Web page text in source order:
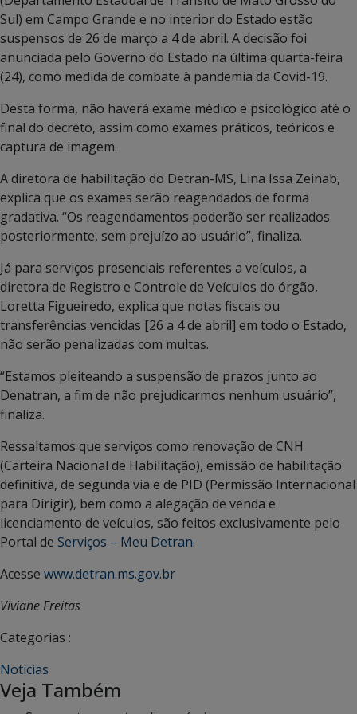
Sul) em Campo Grande e no interior do Estado estão
suspensos de 26 de março a 4 de abril. A decisão foi
anunciada pelo Governo do Estado na última quarta-feira
(24), como medida de combate à pandemia da Covid-19.
Desta forma, não haverá exame médico e psicológico até o
final do decreto, assim como exames práticos, teóricos e
captura de imagem.
A diretora de habilitação do Detran-MS, Lina Issa Zeinab,
explica que os exames serão reagendados de forma
gradativa. “Os reagendamentos poderão ser realizados
posteriormente, sem prejuízo ao usuário”, finaliza.
Já para serviços presenciais referentes a veículos, a
diretora de Registro e Controle de Veículos do órgão,
Loretta Figueiredo, explica que notas fiscais ou
transferências vencidas [26 a 4 de abril] em todo o Estado,
não serão penalizadas com multas.
“Estamos pleiteando a suspensão de prazos junto ao
Denatran, a fim de não prejudicarmos nenhum usuário”,
finaliza.
Ressaltamos que serviços como renovação de CNH
(Carteira Nacional de Habilitação), emissão de habilitação
definitiva, de segunda via e de PID (Permissão Internacional
para Dirigir), bem como a alegação de venda e
licenciamento de veículos, são feitos exclusivamente pelo
Portal de Serviços – Meu Detran.
Acesse www.detran.ms.gov.br
Viviane Freitas
Categorias :
Notícias
Veja Também